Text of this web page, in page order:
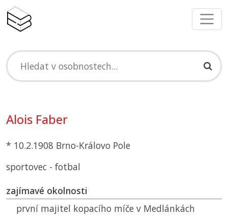
Alois Faber
* 10.2.1908 Brno-Královo Pole
sportovec - fotbal
zajímavé okolnosti
první majitel kopacího míče v Medlánkách